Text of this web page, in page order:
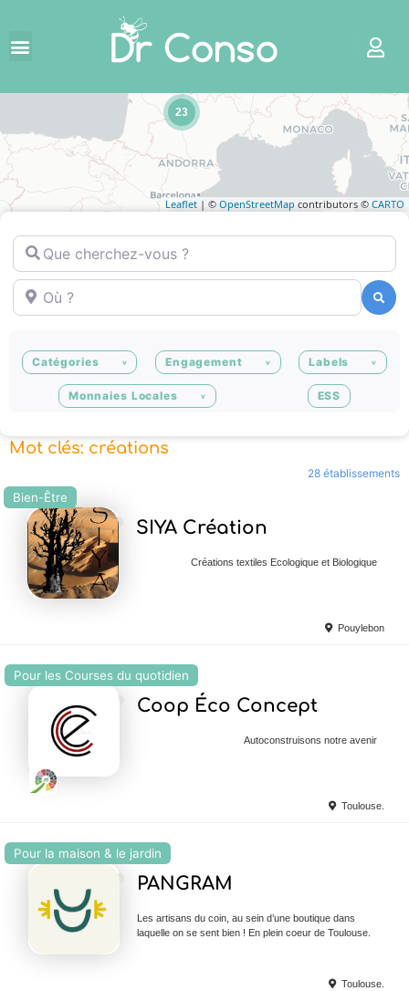
23
2
Leaflet | © OpenStreetMap contributors © CARTO
Que cherchez-vous ?
Où ?
Catégories Engagement Labels
Monnaies Locales ESS
Mot clés: créations
28 établissements
Bien-Être
SIYA Création
Créations textiles Ecologique et Biologique
Pouylebon
Pour les Courses du quotidien
Ajouter en Favoris
Coop Éco Concept
Autoconstruisons notre avenir
Toulouse.
Pour la maison & le jardin
PANGRAM
Les artisans du coin, au sein d’une boutique dans
laquelle on se sent bien ! En plein coeur de Toulouse.
Toulouse.